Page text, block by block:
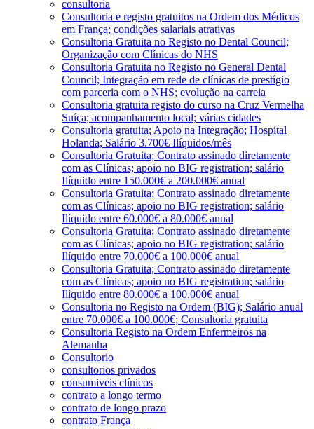
consultoria
Consultoria e registo gratuitos na Ordem dos Médicos
em França; condições salariais atrativas
Consultoria Gratuita no Registo no Dental Council;
Organização com Clínicas do NHS
Consultoria Gratuita no Registo no General Dental
Council; Integração em rede de clínicas de prestígio
com parceria com o NHS; evolução na carreia
Consultoria gratuita registo do curso na Cruz Vermelha
Suíça; acompanhamento local; várias cidades
Consultoria gratuita; Apoio na Integração; Hospital
Holanda; Salário 3.700€ Ilíquidos/mês
Consultoria Gratuita; Contrato assinado diretamente
com as Clínicas; apoio no BIG registration; salário
Ilíquido entre 150.000€ a 200.000€ anual
Consultoria Gratuita; Contrato assinado diretamente
com as Clínicas; apoio no BIG registration; salário
Ilíquido entre 60.000€ a 80.000€ anual
Consultoria Gratuita; Contrato assinado diretamente
com as Clínicas; apoio no BIG registration; salário
Ilíquido entre 70.000€ a 100.000€ anual
Consultoria Gratuita; Contrato assinado diretamente
com as Clínicas; apoio no BIG registration; salário
Ilíquido entre 80.000€ a 100.000€ anual
Consultoria no Registo na Ordem (BIG); Salário anual
entre 70.000€ a 100.000€; Consultoria gratuita
Consultoria Registo na Ordem Enfermeiros na
Alemanha
Consultorio
consultorios privados
consumiveis clínicos
contrato a longo termo
contrato de longo prazo
contrato França